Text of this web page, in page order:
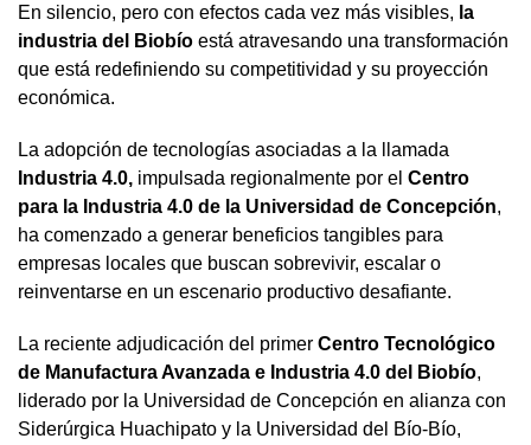
En silencio, pero con efectos cada vez más visibles, la
industria del Biobío está atravesando una transformación
que está redefiniendo su competitividad y su proyección
económica.
La adopción de tecnologías asociadas a la llamada
Industria 4.0, impulsada regionalmente por el Centro
para la Industria 4.0 de la Universidad de Concepción,
ha comenzado a generar beneficios tangibles para
empresas locales que buscan sobrevivir, escalar o
reinventarse en un escenario productivo desafiante.
La reciente adjudicación del primer Centro Tecnológico
de Manufactura Avanzada e Industria 4.0 del Biobío,
liderado por la Universidad de Concepción en alianza con
Siderúrgica Huachipato y la Universidad del Bío-Bío,